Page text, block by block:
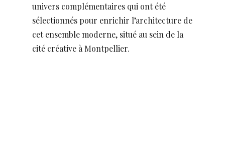
univers complémentaires qui ont été
sélectionnés pour enrichir l’architecture de
cet ensemble moderne, situé au sein de la
cité créative à Montpellier.